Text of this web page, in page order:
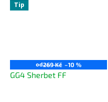
Tip
od269 Kč –10 %
GG4 Sherbet FF